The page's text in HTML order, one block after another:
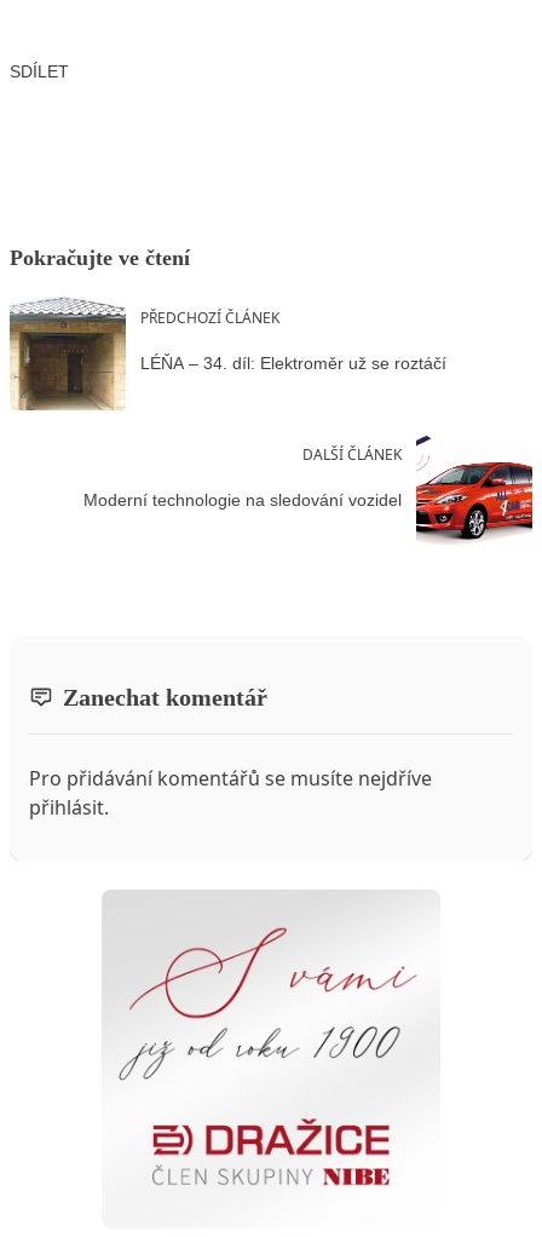
SDÍLET
Pokračujte ve čtení
PŘEDCHOZÍ ČLÁNEK
LÉŇA – 34. díl: Elektroměr už se roztáčí
DALŠÍ ČLÁNEK
Moderní technologie na sledování vozidel
Zanechat komentář
Pro přidávání komentářů se musíte nejdříve
přihlásit.